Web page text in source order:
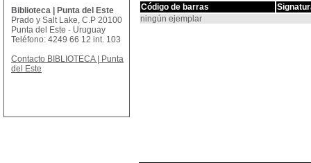
Código de barras
ningún ejemplar
Biblioteca | Punta del Este
Prado y Salt Lake, C.P 20100
Punta del Este - Uruguay
Teléfono: 4249 66 12 int. 103
Contacto BIBLIOTECA | Punta
del Este